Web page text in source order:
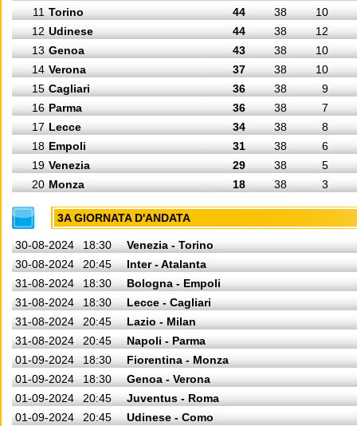
11 Torino 44 38
10
12 Udinese 44 38
12
13 Genoa 43 38
10
14 Verona 37 38
10
15 Cagliari 36 38
9
16 Parma 36 38
7
17 Lecce 34 38
8
18 Empoli 31 38
6
19 Venezia 29 38
5
20 Monza 18 38 3
3A GIORNATA D'ANDATA
30-08-2024 18:30
Venezia - Torino
30-08-2024
20:45
Inter - Atalanta
31-08-2024
18:30
Bologna - Empoli
31-08-2024
18:30
Lecce - Cagliari
31-08-2024
20:45
Lazio - Milan
31-08-2024
20:45
Napoli - Parma
01-09-2024
18:30
Fiorentina - Monza
01-09-2024
18:30
Genoa - Verona
01-09-2024
20:45
Juventus - Roma
01-09-2024
20:45 Udinese - Como